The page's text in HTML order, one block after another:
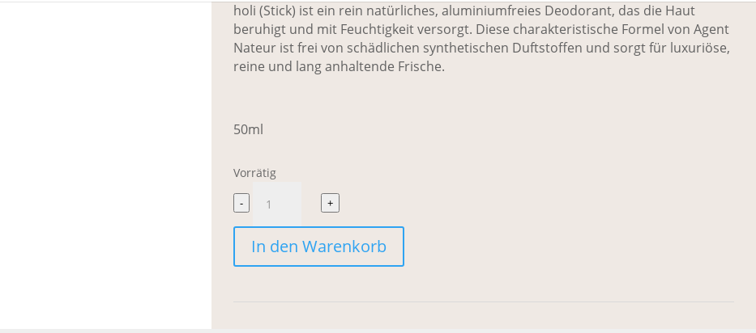
holi (Stick) ist ein rein natürliches, aluminiumfreies Deodorant, das die Haut
beruhigt und mit Feuchtigkeit versorgt. Diese charakteristische Formel von Agent
Nateur ist frei von schädlichen synthetischen Duftstoffen und sorgt für luxuriöse,
reine und lang anhaltende Frische.
50ml
Vorrätig
Agent
Nateur
Holi
- +
In den Warenkorb